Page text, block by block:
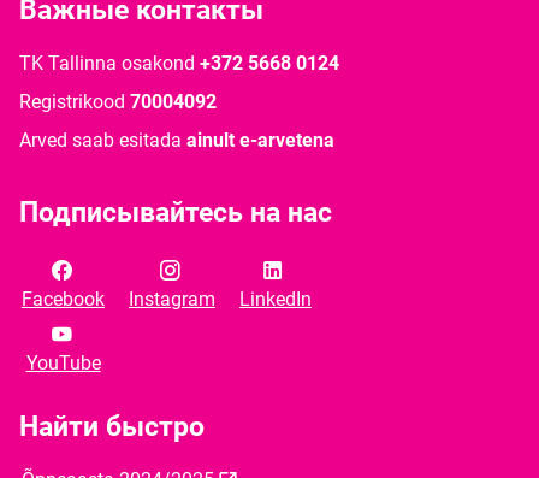
Важные контакты
TK Tallinna osakond +372 5668 0124
Registrikood 70004092
Arved saab esitada ainult e-arvetena
Подписывайтесь на нас
Facebook Instagram LinkedIn
YouTube
Найти быстро